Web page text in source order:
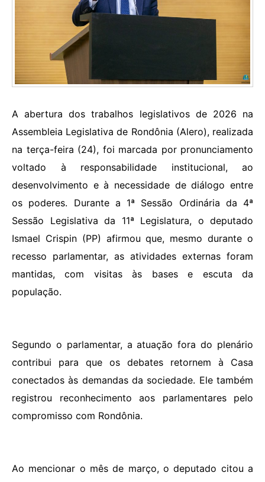
A abertura dos trabalhos legislativos de 2026 na
Assembleia Legislativa de Rondônia (Alero), realizada
na terça-feira (24), foi marcada por pronunciamento
voltado à responsabilidade institucional, ao
desenvolvimento e à necessidade de diálogo entre
os poderes. Durante a 1ª Sessão Ordinária da 4ª
Sessão Legislativa da 11ª Legislatura, o deputado
Ismael Crispin (PP) afirmou que, mesmo durante o
recesso parlamentar, as atividades externas foram
mantidas, com visitas às bases e escuta da
população.
Segundo o parlamentar, a atuação fora do plenário
contribui para que os debates retornem à Casa
conectados às demandas da sociedade. Ele também
registrou reconhecimento aos parlamentares pelo
compromisso com Rondônia.
Ao mencionar o mês de março, o deputado citou a